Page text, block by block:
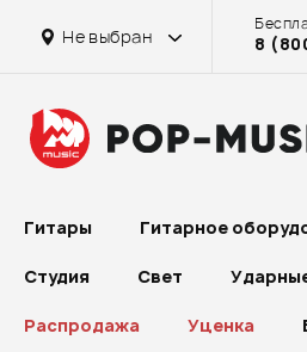
Не выбран 8
Гитары Гитарное
Студия Свет
Распродажа Уценка